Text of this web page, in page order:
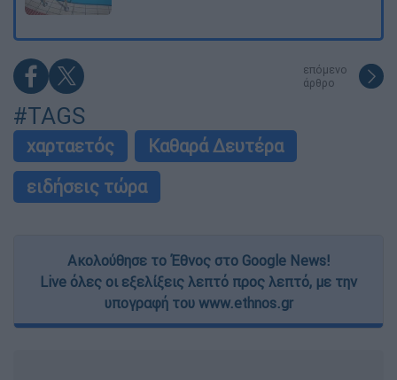
επόμενο
άρθρο
#TAGS
χαρταετός
Καθαρά Δευτέρα
ειδήσεις τώρα
Ακολούθησε το Έθνος στο Google News!
Live όλες οι εξελίξεις λεπτό προς λεπτό, με την
υπογραφή του www.ethnos.gr